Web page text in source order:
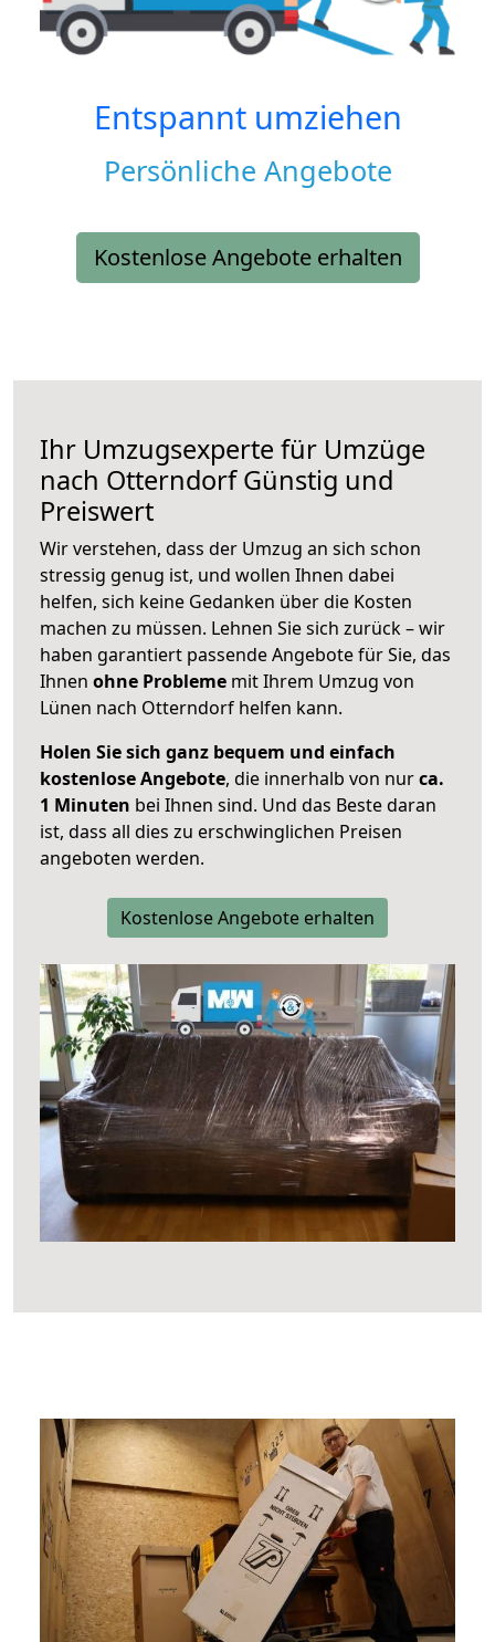
Entspannt umziehen
Persönliche Angebote
Kostenlose Angebote erhalten
Ihr Umzugsexperte für Umzüge
nach OtterndorfGünstig und
Preiswert
Wir verstehen, dass der Umzug an sich schon
stressig genug ist, und wollen Ihnen dabei
helfen, sich keine Gedanken über die Kosten
machen zu müssen. Lehnen Sie sich zurück – wir
haben garantiert passende Angebote für Sie, das
Ihnen ohne Probleme mit Ihrem Umzug von
Lünen nach Otterndorf helfen kann.
Holen Sie sich ganz bequem und einfach
kostenlose Angebote, die innerhalb von nurca.
1 Minuten bei Ihnen sind. Und das Beste daran
ist, dass all dies zu erschwinglichen Preisen
angeboten werden.
Kostenlose Angebote erhalten